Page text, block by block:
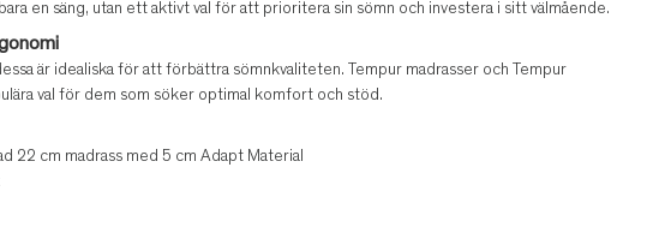
en säng, utan ett aktivt val för att prioritera sin sömn och investera i sitt välmående.
är idealiska för att förbättra sömnkvaliteten. Tempur madrasser och Tempur
val för dem som söker optimal komfort och stöd.
22 cm madrass med 5 cm Adapt Material